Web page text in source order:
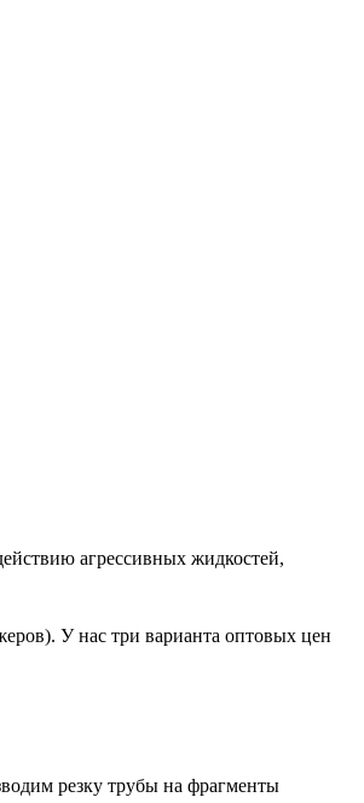
агрессивных жидкостей,
У нас три варианта оптовых цен
резку трубы на фрагменты